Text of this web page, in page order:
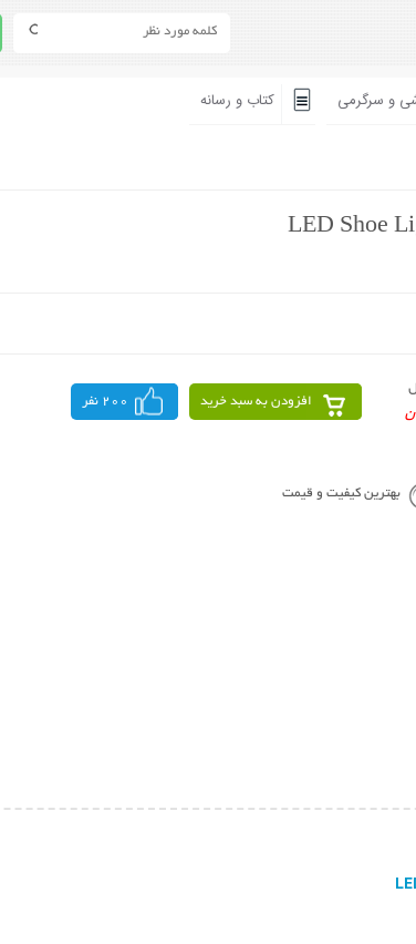
و سرگرمی کتاب و رسانه
افزودن به سبد خرید 200 نفر
بهترین کیفیت و قیمت